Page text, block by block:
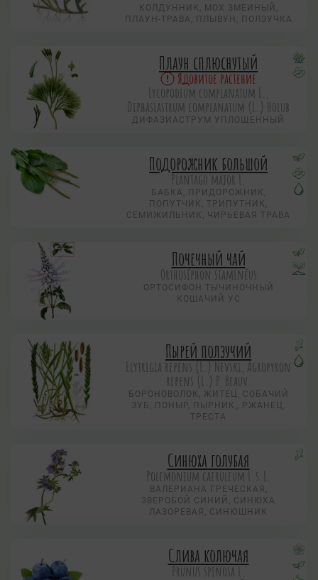
КОЛДУННИК, МОХ ЗМЕИНЫЙ,
ПЛАУН-ТРАВА, ПЛЫВУН, ПОЛЗУЧКА
Плаун сплюснутый
Ядовитое растение
Lycopodium complanatum L.,
Diphasiastrum complanatum (L.) Holub
ДИФАЗИАСТРУМ УПЛОЩЕННЫЙ
Подорожник большой
Plantago major L.
БАБКА, ПРИДОРОЖНИК,
ПОПУТЧИК, ТРИПУТНИК,
СЕМИЖИЛЬНИК, ЧИРЬЕВАЯ ТРАВА
Почечный чай
Orthosíphon staminéus
ОРТОСИФОН ТЫЧИНОЧНЫЙ
КОШАЧИЙ УС
Пырей ползучий
Elytrigia repens (L.) Nevski, Agropyron
repens (L.) P. Beauv.
БОРОНОВОЛОК, ЖИТЕЦ, СОБАЧИЙ
ЗУБ, ПОНЫР, ПЫРНИК,, РЖАНЕЦ,
ТРЕСТА
Синюха голубая
Polemonium caeruleum L.s.L.
ВАЛЕРИАНА ГРЕЧЕСКАЯ,
ЗВЕРОБОЙ СИНИЙ, СИНЮХА
ЛАЗОРЕВАЯ, СИНЮШНИК
Слива колючая
Prunus spinosa L.